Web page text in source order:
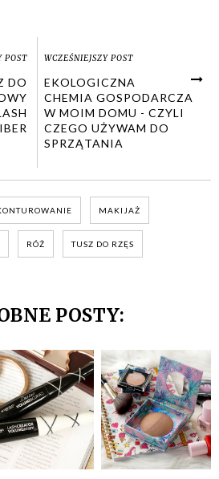
POST
DO
WCZEŚNIEJSZY POST
EKOLOGICZNA
CHEMIA GOSPODARCZA
W MOIM DOMU - CZYLI
CZEGO UŻYWAM DO
SPRZĄTANIA
MAKIJAŻ
RÓŻ TUSZ DO RZĘS
POSTY: